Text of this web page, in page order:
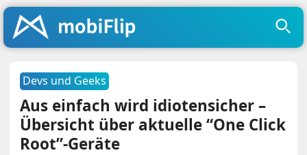
Devs und Geeks
Aus einfach wird idiotensicher –
Übersicht über aktuelle “One Click
Root”-Geräte